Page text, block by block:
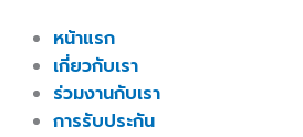
หน้าแรก
เกี่ยวกับเรา
ร่วมงานกับเรา
การรับประกัน